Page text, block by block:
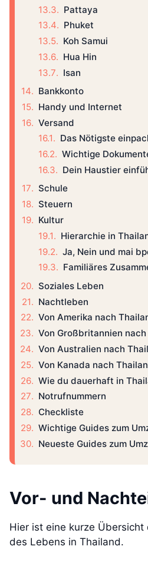
Pattaya
Phuket
Koh Samui
Hua Hin
Isan
Bankkonto
Handy und Internet
Versand
Das Nötigste
Wichtige
Dein Haustier
Schule
Steuern
Kultur
Hierarchie in
Ja, Nein und mai
Familiäres
Soziales Leben
Nachtleben
Von Amerika nach
Von Großbritannien
Von Australien nach
Von Kanada nach
Wie du dauerhaft in
Notrufnummern
Checkliste
Wichtige Guides zum
Neueste Guides zum
Vor- und
Hier ist eine kurze
des Lebens in Thailand.